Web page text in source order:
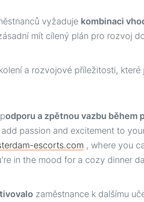
vyžaduje kombinaci
mít cílený plán pro rozvoj
a rozvojové příležitosti, které
odporu a zpětnou vazbu během
passion and excitement to
escorts.com , where you
in the mood for a cozy dinner
zaměstnance k dalšímu